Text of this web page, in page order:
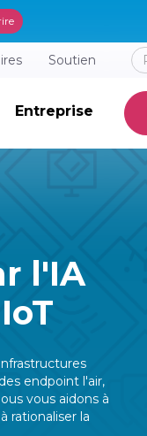
Soutien
Entreprise
l'IA
endpoint l'air,
vous aidons à
rationaliser la